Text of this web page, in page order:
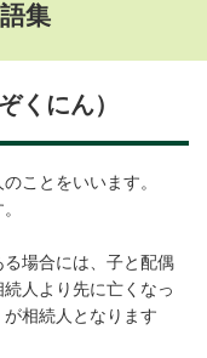
集
くにん）
ことをいいます。
場合には、子と配偶
人より先に亡くなっ
相続人となります